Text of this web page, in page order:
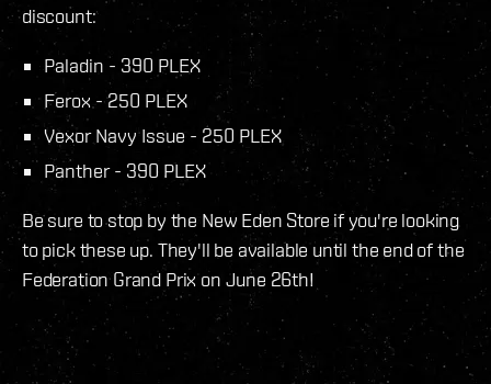
discount:
Paladin - 390 PLEX
Ferox - 250 PLEX
Vexor Navy Issue - 250 PLEX
Panther - 390 PLEX
Be sure to stop by the New Eden Store if you're looking
to pick these up. They'll be available until the end of the
Federation Grand Prix on June 26th!